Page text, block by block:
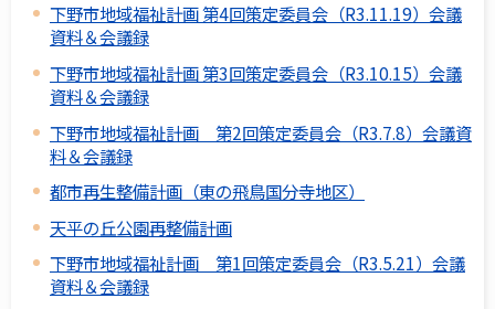
下野市地域福祉計画 第4回策定委員会（R3.11.19）会議
資料＆会議録
下野市地域福祉計画 第3回策定委員会（R3.10.15）会議
資料＆会議録
下野市地域福祉計画 第2回策定委員会（R3.7.8）会議資
料＆会議録
都市再生整備計画（東の飛鳥国分寺地区）
天平の丘公園再整備計画
下野市地域福祉計画 第1回策定委員会（R3.5.21）会議
資料＆会議録